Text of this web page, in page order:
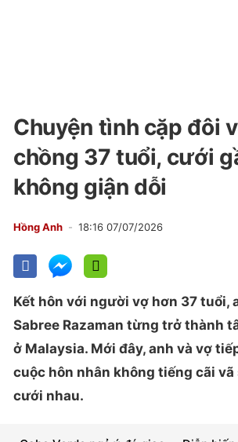
Chuyện tình cặp đôi
chồng 37 tuổi, cưới
không giận dỗi
Hồng Anh 18:16 07/07/2026
Kết hôn với người vợ hơn 37 tuổi,
Sabree Razaman từng trở thành
ở Malaysia. Mới đây, anh và vợ
cuộc hôn nhân không tiếng cãi vã
cưới nhau.